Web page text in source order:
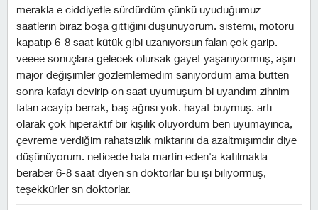
merakla e ciddiyetle sürdürdüm çünkü uyuduğumuz
saatlerin biraz boşa gittiğini düşünüyorum. sistemi, motoru
kapatıp 6-8 saat kütük gibi uzanıyorsun falan çok garip.
veeee sonuçlara gelecek olursak gayet yaşanıyormuş, aşırı
major değişimler gözlemlemedim sanıyordum ama bütten
sonra kafayı devirip on saat uyumuşum bi uyandım zihnim
falan acayip berrak, baş ağrısı yok. hayat buymuş. artı
olarak çok hiperaktif bir kişilik oluyordum ben uyumayınca,
çevreme verdiğim rahatsızlık miktarını da azaltmışımdır diye
düşünüyorum. neticede hala martin eden'a katılmakla
beraber 6-8 saat diyen sn doktorlar bu işi biliyormuş,
teşekkürler sn doktorlar.